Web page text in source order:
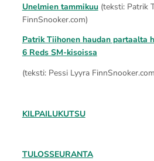
Unelmien tammikuu(teksti: Patrik
FinnSnooker.com)
Patrik Tiihonen haudan partaalta
6 Reds SM-kisoissa
(teksti: Pessi Lyyra
KILPAILUKUTSU
TULOSSEURANTA